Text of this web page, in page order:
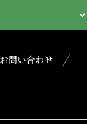
お問い合わせ